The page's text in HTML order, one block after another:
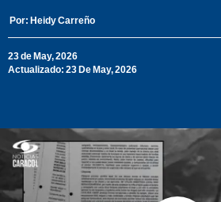
Por: Heidy Carreño
23 de May, 2026
Actualizado: 23 De May, 2026